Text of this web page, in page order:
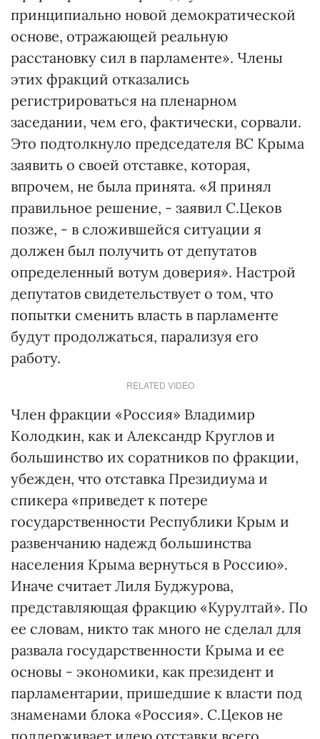
принципиально новой демократической
основе, отражающей реальную
расстановку сил в парламенте». Члены
этих фракций отказались
регистрироваться на пленарном
заседании, чем его, фактически, сорвали.
Это подтолкнуло председателя ВС Крыма
заявить о своей отставке, которая,
впрочем, не была принята. «Я принял
правильное решение, - заявил С.Цеков
позже, - в сложившейся ситуации я
должен был получить от депутатов
определенный вотум доверия». Настрой
депутатов свидетельствует о том, что
попытки сменить власть в парламенте
будут продолжаться, парализуя его
работу.
RELATED VIDEO
Член фракции «Россия» Владимир
Колодкин, как и Александр Круглов и
большинство их соратников по фракции,
убежден, что отставка Президиума и
спикера «приведет к потере
государственности Республики Крым и
развенчанию надежд большинства
населения Крыма вернуться в Россию».
Иначе считает Лиля Буджурова,
представляющая фракцию «Курултай». По
ее словам, никто так много не сделал для
развала государственности Крыма и ее
основы - экономики, как президент и
парламентарии, пришедшие к власти под
знаменами блока «Россия». С.Цеков не